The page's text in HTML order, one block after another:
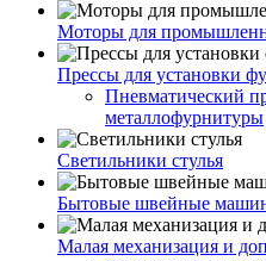
Моторы для
Прессы для установки
Пневматический
металлофурнитуры
Светильники стулья
Бытовые швейные
Малая механизация и